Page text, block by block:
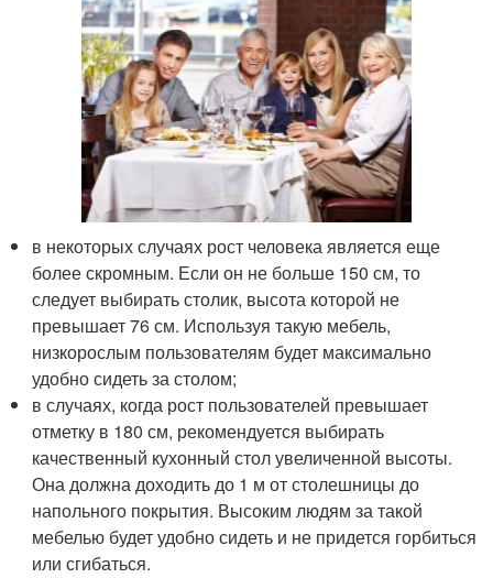
в некоторых случаях рост человека является еще
более скромным. Если он не больше 150 см, то
следует выбирать столик, высота которой не
превышает 76 см. Используя такую мебель,
низкорослым пользователям будет максимально
удобно сидеть за столом;
в случаях, когда рост пользователей превышает
отметку в 180 см, рекомендуется выбирать
качественный кухонный стол увеличенной высоты.
Она должна доходить до 1 м от столешницы до
напольного покрытия. Высоким людям за такой
мебелью будет удобно сидеть и не придется горбиться
или сгибаться.